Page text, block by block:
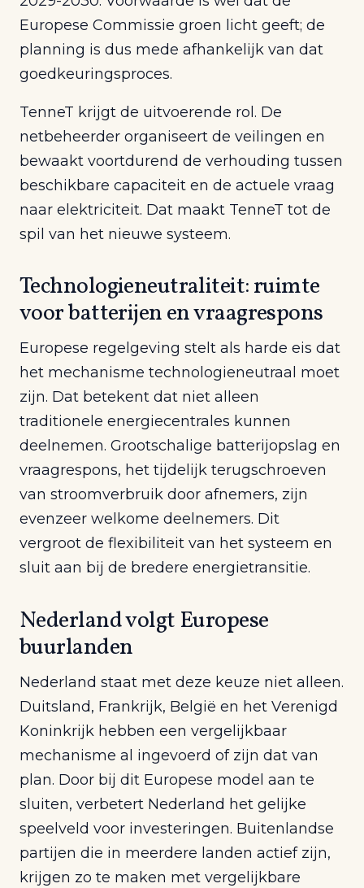
Europese Commissie groen licht geeft; de
planning is dus mede afhankelijk van dat
goedkeuringsproces.
TenneT krijgt de uitvoerende rol. De
netbeheerder organiseert de veilingen en
bewaakt voortdurend de verhouding tussen
beschikbare capaciteit en de actuele vraag
naar elektriciteit. Dat maakt TenneT tot de
spil van het nieuwe systeem.
Technologieneutraliteit: ruimte
voor batterijen en vraagrespons
Europese regelgeving stelt als harde eis dat
het mechanisme technologieneutraal moet
zijn. Dat betekent dat niet alleen
traditionele energiecentrales kunnen
deelnemen. Grootschalige batterijopslag en
vraagrespons, het tijdelijk terugschroeven
van stroomverbruik door afnemers, zijn
evenzeer welkome deelnemers. Dit
vergroot de flexibiliteit van het systeem en
sluit aan bij de bredere energietransitie.
Nederland volgt Europese
buurlanden
Nederland staat met deze keuze niet alleen.
Duitsland, Frankrijk, België en het Verenigd
Koninkrijk hebben een vergelijkbaar
mechanisme al ingevoerd of zijn dat van
plan. Door bij dit Europese model aan te
sluiten, verbetert Nederland het gelijke
speelveld voor investeringen. Buitenlandse
partijen die in meerdere landen actief zijn,
krijgen zo te maken met vergelijkbare